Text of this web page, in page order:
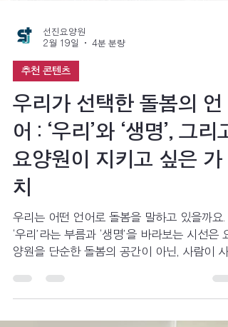
선진요양원
2월 19일
4분 분량
추천 콘텐츠
우리가 선택한 돌봄의 언
어 : ‘우리’와 ‘생명’, 그리고
요양원이 지키고 싶은 가
치